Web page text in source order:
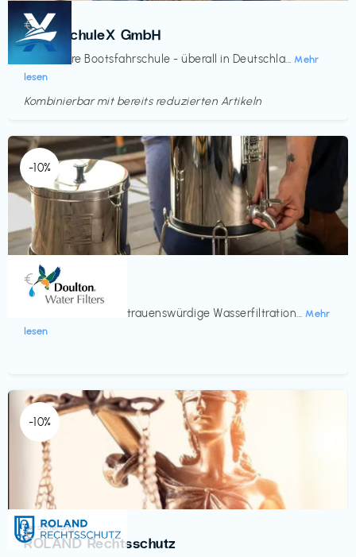
Kurse
BootsschuleX GmbH
Deine faire Bootsfahrschule - überall in Deutschla... Mehr
lesen
€‎
Kombinierbar mit bereits reduzierten Artikeln
-10%
Küche & Haushalt
Doulton
Seit 200 Jahren vertrauenswürdige Wasserfiltration... Mehr
lesen
€‎
-10%
Versicherung
ROLAND Rechtsschutz
€‎